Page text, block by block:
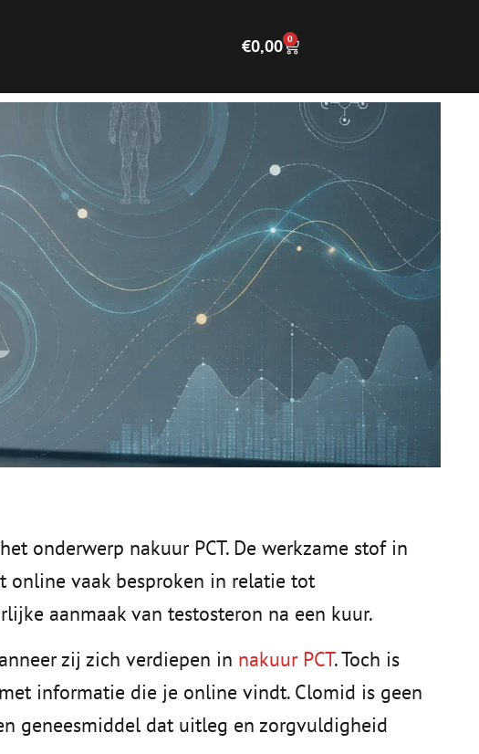
€0,00 0
onderwerp nakuur PCT. De werkzame stof in
vaak besproken in relatie tot
aanmaak van testosteron na een kuur.
zij zich verdiepen in nakuur PCT. Toch is
informatie die je online vindt. Clomid is geen
geneesmiddel dat uitleg en zorgvuldigheid